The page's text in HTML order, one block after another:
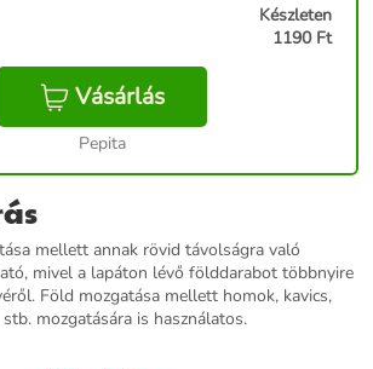
Készleten
1190 Ft
Vásárlás
Pepita
mellett annak rövid távolságra való
mivel a lapáton lévő földdarabot többnyire
Föld mozgatása mellett homok, kavics,
mozgatására is használatos.